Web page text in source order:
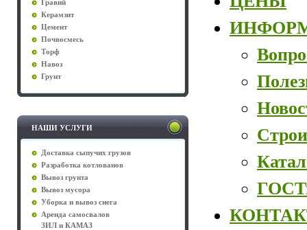
Гравий
Керамзит
Цемент
Почвосмесь
Торф
Навоз
Грунт
НАШИ УСЛУГИ
Доставка сыпучих грузов
Разработка котлованов
Вывоз грунта
Вывоз мусора
Уборка и вывоз снега
Аренда самосвалов
ЗИЛ и КАМАЗ